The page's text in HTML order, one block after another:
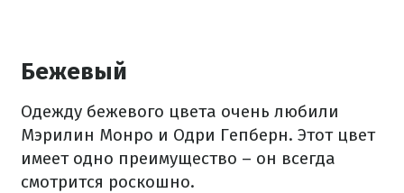
Бежевый
Одежду бежевого цвета очень любили
Мэрилин Монро и Одри Гепберн. Этот цвет
имеет одно преимущество – он всегда
смотрится роскошно.